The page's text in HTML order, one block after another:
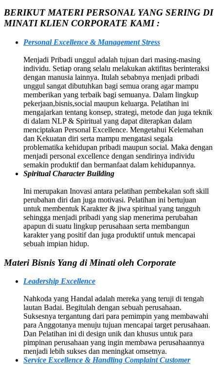
BERIKUT MATERI PERSONAL YANG SERING DI
MINATI KLIEN CORPORATE KAMI :
Personal Excellence & Management Stress
Menjadi Pribadi unggul adalah tujuan dari masing-masing
individu. Setiap orang selalu melakukan aktifitas berinteraksi
dengan manusia lainnya. Itulah sebabnya menjadi pribadi
unggul sangat dibutuhkan bagi semua orang agar mampu
memberikan yang terbaik bagi semuanya. Dalam lingkup
pekerjaan,bisnis,social maupun keluarga. Pelatihan ini
mengajarkan tentang konsep, strategi, metode dan juga teknik
di dalam NLP & Spiritual yang dapat diterapkan dalam
menciptakan Personal Excellence. Mengetahui Kelemahan
dan Kekuatan diri serta mampu mengatasi segala
problematika kehidupan pribadi maupun social. Maka dengan
menjadi personal excellence dengan sendirinya individu
semakin produktif dan bermanfaat dalam kehidupannya.
Spiritual Character Building
Ini merupakan Inovasi antara pelatihan pembekalan soft skill
perubahan diri dan juga motivasi. Pelatihan ini bertujuan
untuk membentuk Karakter & jiwa spiritual yang tangguh
sehingga menjadi pribadi yang siap menerima perubahan
apapun di suatu lingkup perusahaan serta membangun
karakter yang positif dan juga produktif untuk mencapai
sebuah impian hidup.
Materi Bisnis Yang di Minati oleh Corporate
Leadership Excellence
Nahkoda yang Handal adalah mereka yang teruji di tengah
lautan Badai. Begitulah dengan sebuah perusahaan.
Suksesnya tergantung dari para pemimpin yang membawahi
para Anggotanya menuju tujuan mencapai target perusahaan.
Dan Pelatihan ini di design unik dan khusus untuk para
pimpinan perusahaan yang ingin membawa perusahaannya
menjadi lebih sukses dan meningkat omsetnya.
Service Excellence & Handling Complaint Customer